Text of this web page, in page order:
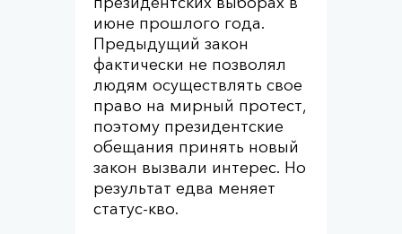
июне прошлого года.
Предыдущий закон
фактически не позволял
людям осуществлять свое
право на мирный протест,
поэтому президентские
обещания принять новый
закон вызвали интерес. Но
результат едва меняет
статус-кво.